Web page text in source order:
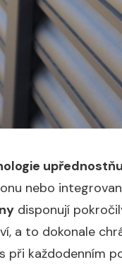
nebo
disponují
a to dokonale
při každodenním